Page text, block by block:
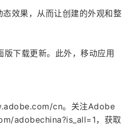
效果，从而让创建的外观和整
下载更新。此外，移动应用
cn。关注Adobe
adobechina?is_all=1，获取